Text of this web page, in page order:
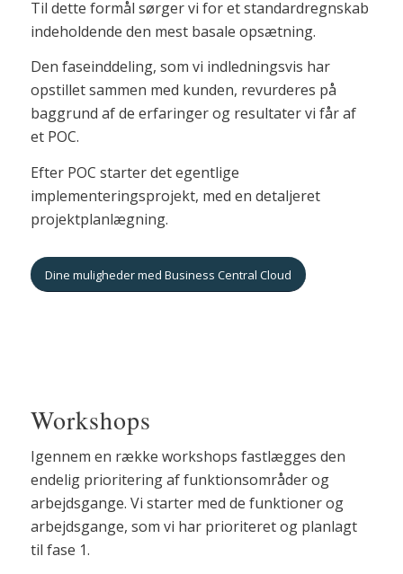
Til dette formål sørger vi for et standardregnskab
indeholdende den mest basale opsætning.
Den faseinddeling, som vi indledningsvis har
opstillet sammen med kunden, revurderes på
baggrund af de erfaringer og resultater vi får af
et POC.
Efter POC starter det egentlige
implementeringsprojekt, med en detaljeret
projektplanlægning.
Dine muligheder med Business Central Cloud
Workshops
Igennem en række workshops fastlægges den
endelig prioritering af funktionsområder og
arbejdsgange. Vi starter med de funktioner og
arbejdsgange, som vi har prioriteret og planlagt
til fase 1.